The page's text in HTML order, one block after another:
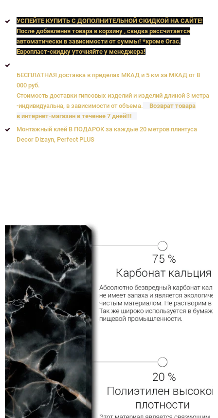
УСПЕЙТЕ КУПИТЬ C ДОПОЛНИТЕЛЬНОЙ СКИДКОЙ НА САЙТЕ!
После добавления товара в корзину , скидка рассчитается
автоматически в зависимости от суммы! *кроме Orac,
Европласт-скидку уточняйте у менеджера!
БЕСПЛАТНАЯ доставка в пределах МКАД и 5 км за МКАД от 8
000 руб.
Стоимость доставки гипсовых изделий и изделий длиной 3 метра
-индивидуальна, в зависимости от объема.
Возврат товара
в интернет-магазин в течение 7 дней!!!
Монтажный клей В ПОДАРОК за каждые 20 метров плинтуса
Decor Dizayn, Perfect PLUS